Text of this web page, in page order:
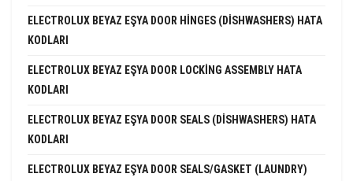
ELECTROLUX BEYAZ EŞYA DOOR HINGES (DISHWASHERS) HATA
KODLARI
ELECTROLUX BEYAZ EŞYA DOOR LOCKING ASSEMBLY HATA
KODLARI
ELECTROLUX BEYAZ EŞYA DOOR SEALS (DISHWASHERS) HATA
KODLARI
ELECTROLUX BEYAZ EŞYA DOOR SEALS/GASKET (LAUNDRY)